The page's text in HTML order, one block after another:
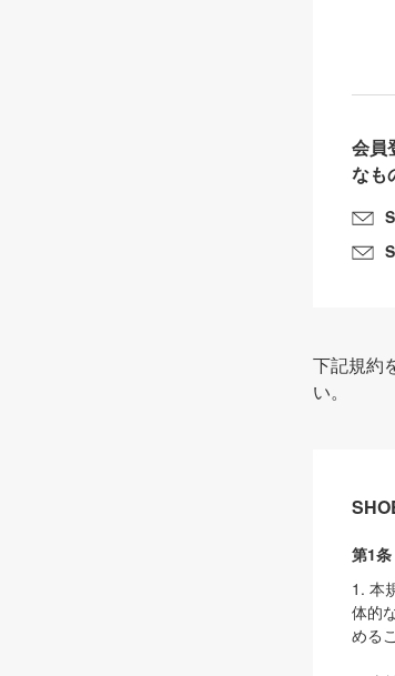
会員
なも
下記規約
い。
第1条
1. 本
体的
める